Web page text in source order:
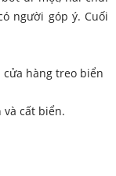
người góp ý. Cuối
cửa hàng treo biển
và cất biển.